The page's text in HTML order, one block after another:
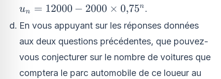
u_n=12000
- 2000
\times
0{,}75^n
un = 12000 − 2000 × 0,75n .
En vous appuyant sur les réponses données
aux deux questions précédentes, que pouvez-
vous conjecturer sur le nombre de voitures que
comptera le parc automobile de ce loueur au